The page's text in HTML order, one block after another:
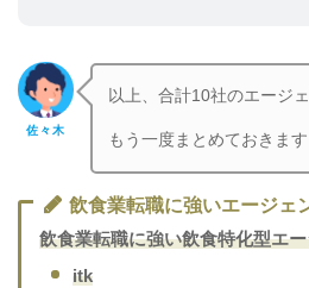
佐々木
以上、合計10社のエージ
もう一度まとめておきます
飲食業転職に強いエージェ
飲食業転職に強い飲食特化型エ
itk